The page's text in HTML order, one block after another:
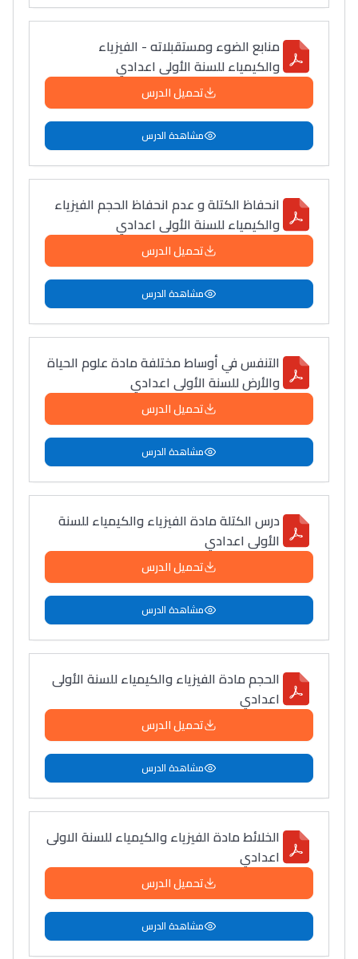
منابع الضوء ومستقبلاته - الفيزياء
والكيمياء للسنة الأولى اعدادي
تحميل الدرس
مشاهدة الدرس
انحفاظ الكتلة و عدم انحفاظ الحجم الفيزياء
والكيمياء للسنة الأولى اعدادي
تحميل الدرس
مشاهدة الدرس
التنفس في أوساط مختلفة مادة علوم الحياة
والأرض للسنة الأولى اعدادي
تحميل الدرس
مشاهدة الدرس
درس الكتلة مادة الفيزياء والكيمياء للسنة
الأولى اعدادي
تحميل الدرس
مشاهدة الدرس
الحجم مادة الفيزياء والكيمياء للسنة الأولى
اعدادي
تحميل الدرس
مشاهدة الدرس
الخلائط مادة الفيزياء والكيمياء للسنة الاولى
اعدادي
تحميل الدرس
مشاهدة الدرس